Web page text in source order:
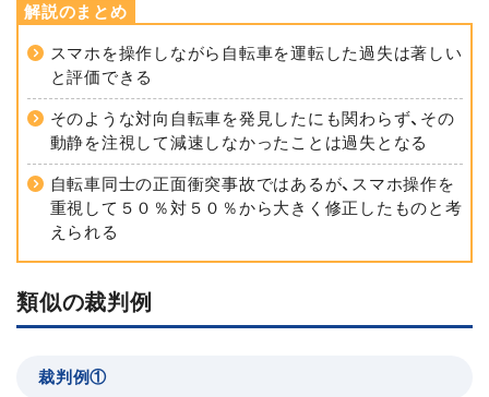
スマホを操作しながら自転車を運転した過失は著しい
と評価できる
そのような対向自転車を発見したにも関わらず、その
動静を注視して減速しなかったことは過失となる
自転車同士の正面衝突事故ではあるが、スマホ操作を
重視して５０％対５０％から大きく修正したものと考
えられる
類似の裁判例
裁判例①